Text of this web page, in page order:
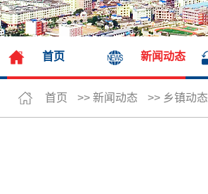
首页 新闻动态
首页 >> 新闻动态 >> 乡镇动态